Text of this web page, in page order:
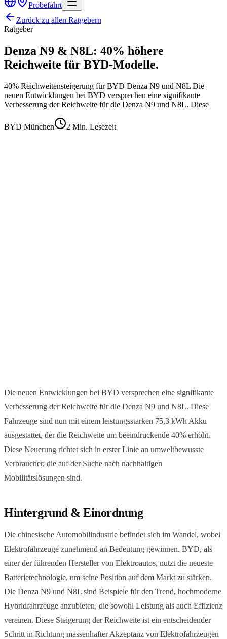
Probefahrt
Zurück zu allen Ratgebern
Ratgeber
Denza N9 & N8L: 40% höhere
Reichweite für BYD-Modelle.
40% Reichweitensteigerung für BYD Denza N9 und N8L Die
neuen Entwicklungen bei BYD versprechen eine signifikante
Verbesserung der Reichweite für die Denza N9 und N8L. Diese
BYD München 2 Min. Lesezeit
Die neuen Entwicklungen bei BYD versprechen eine signifikante
Verbesserung der Reichweite für die Denza N9 und N8L. Diese
Fahrzeuge sind nun mit einem leistungsstarken 75,3 kWh Akku
ausgestattet, der die Reichweite um beeindruckende 40% erhöht.
Diese Neuerung richtet sich in erster Linie an umweltbewusste
Verbraucher, die auf der Suche nach nachhaltigen
Mobilitätslösungen sind.
Hintergrund & Einordnung
Die chinesische Automobilindustrie befindet sich im Wandel, wobei
Elektrofahrzeuge zunehmend an Bedeutung gewinnen. BYD, als
einer der führenden Hersteller von Elektroautos, nutzt die neueste
Batterietechnologie, um seine Position auf dem Markt zu stärken.
Die Denza N9 und N8L sind Beispiele für den Trend, hochmoderne
Hybridfahrzeuge anzubieten, die sowohl Leistung als auch Effizienz
vereinen. Diese Steigerung der Reichweite ist ein entscheidender
Schritt in Richtung massenhafter Akzeptanz von Elektrofahrzeugen